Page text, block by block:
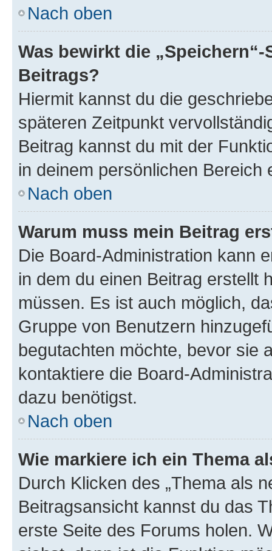
Nach oben
Was bewirkt die
Beitrags?
Hiermit kannst du die
späteren Zeitpunkt
Beitrag kannst du mit der
in deinem persönlichen Bereich
Nach oben
Warum muss mein Beitrag
Die Board-Administration kann
in dem du einen Beitrag erstellt
müssen. Es ist auch möglich,
Gruppe von Benutzern
begutachten möchte, bevor sie
kontaktiere die Board-
dazu benötigst.
Nach oben
Wie markiere ich ein Thema
Durch Klicken des „Thema als
Beitragsansicht kannst du das
erste Seite des Forums holen.